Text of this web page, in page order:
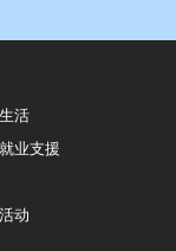
活
业支援
动